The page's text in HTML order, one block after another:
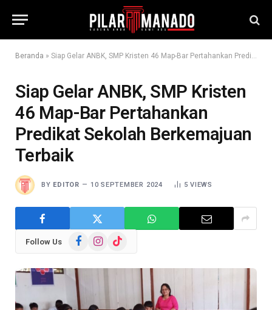
Beranda » Siap Gelar ANBK, SMP Kristen 46 Map-Bar Pertahankan Predikat Sekolah Berkemajuan Terbaik
Siap Gelar ANBK, SMP Kristen
46 Map-Bar Pertahankan
Predikat Sekolah Berkemajuan
Terbaik
BY EDITOR 10 SEPTEMBER 2024 5VIEWS
Follow Us FacebookInstagram
TikTok